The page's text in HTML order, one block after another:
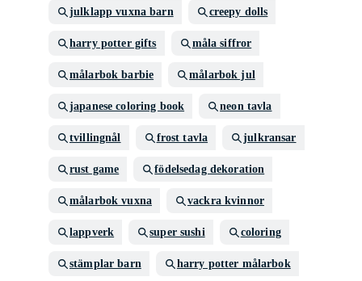
julklapp vuxna barn creepy dolls
harry potter gifts måla siffror
målarbok barbie målarbok jul
japanese coloring book neon tavla
tvillingnål frost tavla julkransar
rust game födelsedag dekoration
målarbok vuxna vackra kvinnor
lappverk super sushi coloring
stämplar barn harry potter målarbok